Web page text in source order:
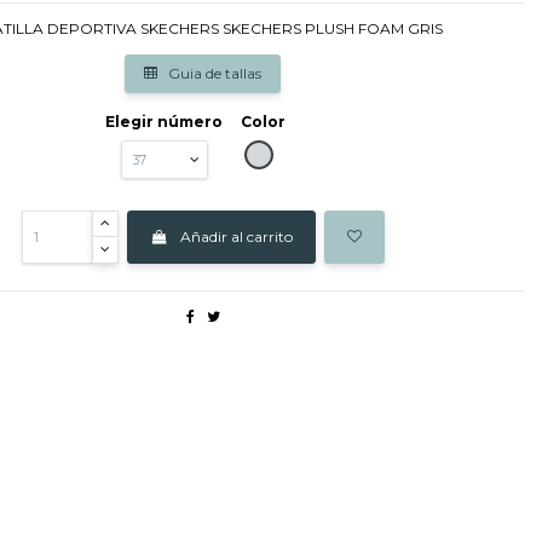
DEPORTIVA SKECHERS SKECHERS PLUSH FOAM GRIS
Guia de tallas
Elegir número
Color
GRIS
Añadir al carrito